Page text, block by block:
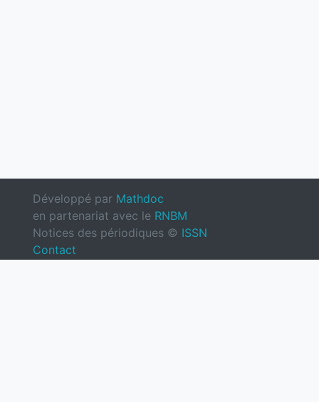
Développé par Mathdoc
en partenariat avec le RNBM
Notices des périodiques © ISSN
Contact